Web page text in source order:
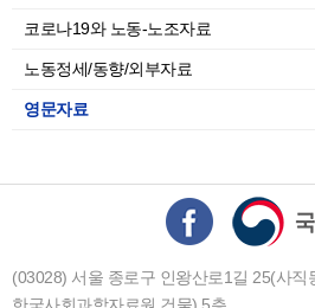
코로나19와 노동-노조자료
노동정세/동향/외부자료
영문자료
(03028) 서울 종로구 인왕산로1길 25(사직